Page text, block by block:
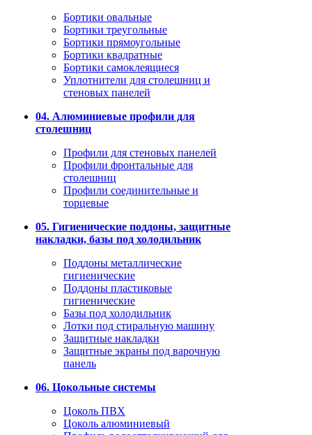
Бортики овальные
Бортики треугольные
Бортики прямоугольные
Бортики квадратные
Бортики самоклеящиеся
Уплотнители для столешниц и
стеновых панелей
04. Алюминиевые профили для
столешниц
Профили для стеновых панелей
Профили фронтальные для
столешниц
Профили соединительные и
торцевые
05. Гигиенические поддоны, защитные
накладки, базы под холодильник
Поддоны металлические
гигиенические
Поддоны пластиковые
гигиенические
Базы под холодильник
Лотки под стиральную машину
Защитные накладки
Защитные экраны под варочную
панель
06. Цокольные системы
Цоколь ПВХ
Цоколь алюминиевый